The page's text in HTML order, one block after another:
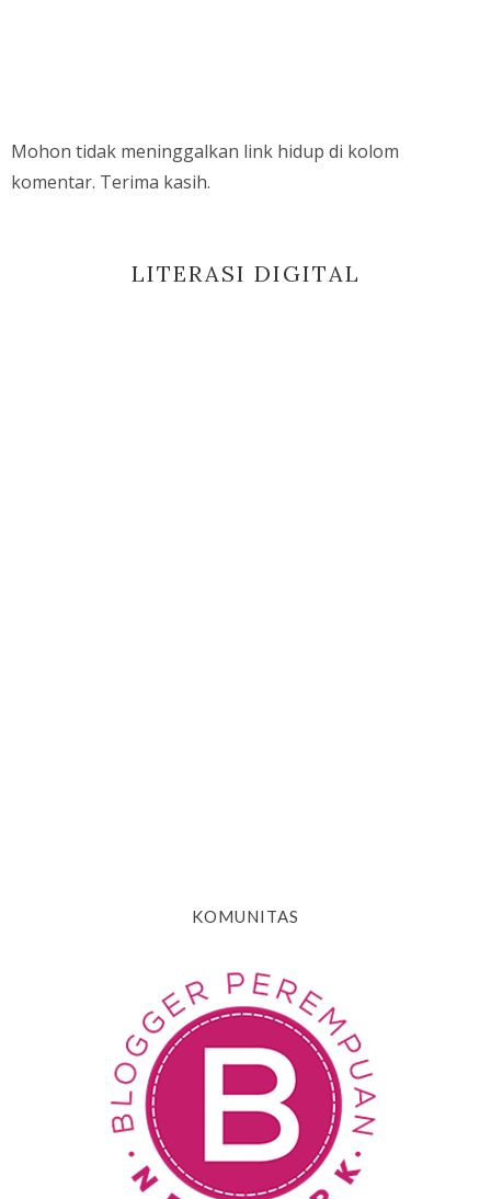
Mohon tidak meninggalkan link hidup di kolom
komentar. Terima kasih.
LITERASI DIGITAL
KOMUNITAS